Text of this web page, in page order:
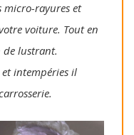
micro-rayures et
voiture. Tout en
de lustrant.
intempéries il